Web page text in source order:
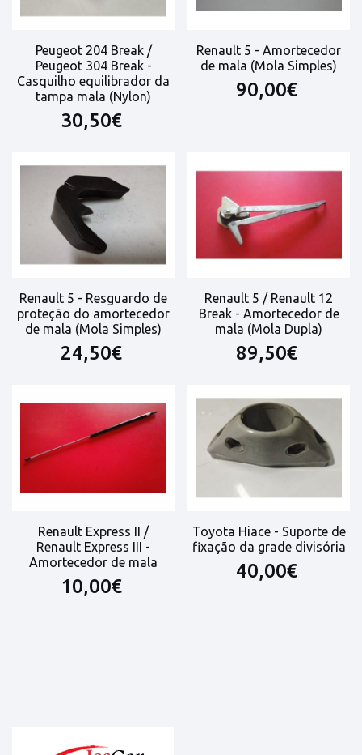
Peugeot 204 Break /
Peugeot 304 Break -
Casquilho equilibrador da
tampa mala (Nylon)
30,50€
Renault 5 - Amortecedor
de mala (Mola Simples)
90,00€
Renault 5 - Resguardo de
proteção do amortecedor
de mala (Mola Simples)
24,50€
Renault 5 / Renault 12
Break - Amortecedor de
mala (Mola Dupla)
89,50€
Renault Express II /
Renault Express III -
Amortecedor de mala
10,00€
Toyota Hiace - Suporte de
fixação da grade divisória
40,00€